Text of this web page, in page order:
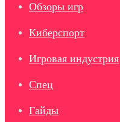
Обзоры игр
Киберспорт
Игровая индустрия
Спец
Гайды